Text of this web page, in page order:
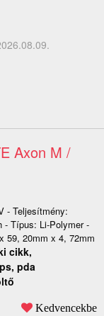
Axon M /
- Teljesítmény:
- Típus: Li-Polymer -
59, 20mm x 4, 72mm
cikk,
pda
Kedvencekbe